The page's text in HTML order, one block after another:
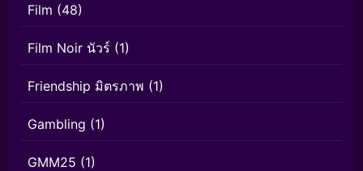
Film (48)
Film Noir นัวร์ (1)
Friendship มิตรภาพ (1)
Gambling (1)
GMM25 (1)